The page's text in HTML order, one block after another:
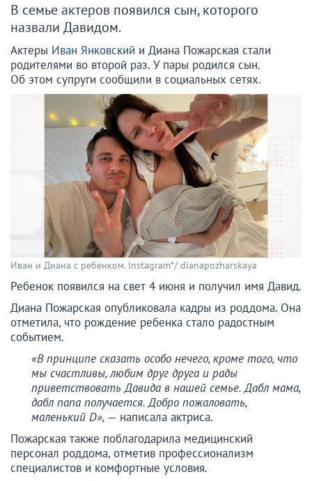
В семье актеров появился сын, которого
назвали Давидом.
Актеры Иван Янковский и Диана Пожарская стали
родителями во второй раз. У пары родился сын.
Об этом супруги сообщили в социальных сетях.
Иван и Диана с ребенком. Instagram*/ dianapozharskaya
Ребенок появился на свет 4 июня и получил имя Давид.
Диана Пожарская опубликовала кадры из роддома. Она
отметила, что рождение ребенка стало радостным
событием.
«В принципе сказать особо нечего, кроме того, что
мы счастливы, любим друг друга и рады
приветствовать Давида в нашей семье. Дабл мама,
дабл папа получается. Добро пожаловать,
маленький D», — написала актриса.
Пожарская также поблагодарила медицинский
персонал роддома, отметив профессионализм
специалистов и комфортные условия.